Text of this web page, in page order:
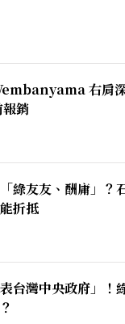
右肩
銷
綠友友、酬庸」？
折抵
台灣中央政府」！